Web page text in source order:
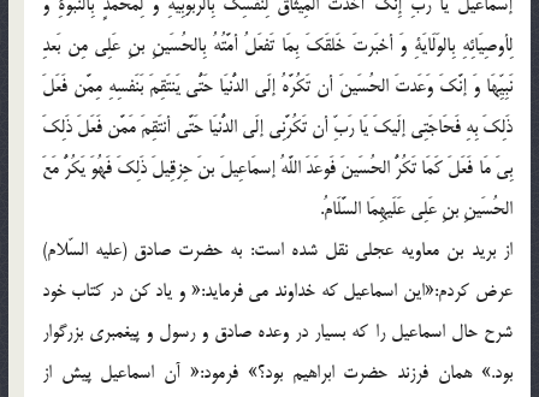
لِأوصِیَائِهِ بِالوَلَایَةِ وَ أخبَرتَ خَلقَکَ بِمَا تَفعَلُ أمَّتُهُ بِالحُسَینِ بنِ عَلِی مِن بَعدِ
نَبِیِّهَا وَ إنَّکَ وَعَدتَ الحُسَینَ أن تَکُرَّهُ إلَی الدُّنیَا حَتُّی یَنتَقِمَ بَنَفسِهِ مِمَّن فَعَلَ
ذَلِکَ بِهِ فَحَاجَتِی إلَیکَ یَا رَبِّ أن تَکُرَّنِی إلَی الدُّنیَا حَتَّی أنتَقِمَ مَمَّن فَعَلَ ذَلِکَ
بِیَ مَا فَعَلَ کَمَا تَکُرُّ الحُسَینَ فَوعَدَ اللَّهُ إسمَاعِیلَ بنَ حِزقِیلَ ذَلِکَ فَهُوَ یَکُرُّ مَعَ
الحُسَینِ بنِ عَلِی عَلَیهِمَا السَّلَامُ.
از برید بن معاویه عجلی نقل شده است: به حضرت صادق (علیه السّلام)
عرض کردم:«این اسماعیل که خداوند می فرماید:« و یاد کن در کتاب خود
شرح حال اسماعیل را که بسیار در وعده صادق و رسول و پیغمبری بزرگوار
بود.» همان فرزند حضرت ابراهیم بود؟» فرمود:« آن اسماعیل پیش از